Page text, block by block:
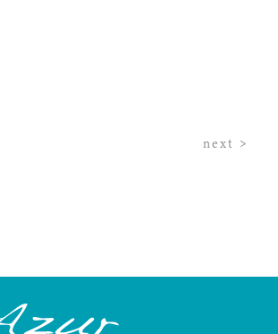
next >